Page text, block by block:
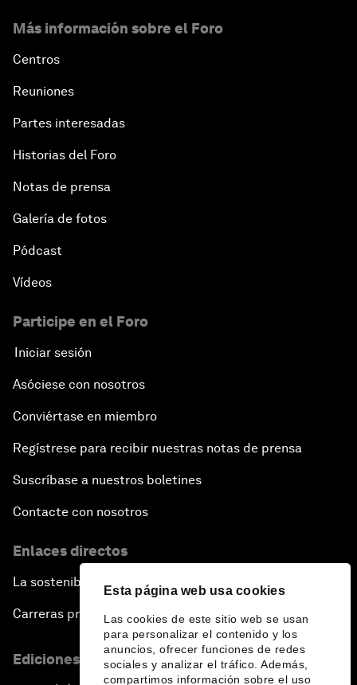
Esta página web usa cookies
Las cookies de este sitio web se usan
para personalizar el contenido y los
anuncios, ofrecer funciones de redes
sociales y analizar el tráfico. Además,
compartimos información sobre el uso
Más información sobre el Foro
Centros
Reuniones
Partes interesadas
Historias del Foro
Notas de prensa
Galería de fotos
Pódcast
Vídeos
Participe en el Foro
Iniciar sesión
Asóciese con nosotros
Conviértase en miembro
Regístrese para recibir nuestras notas de prensa
Suscríbase a nuestros boletines
Contacte con nosotros
Enlaces directos
La sostenibilidad en el Foro
Carreras profesionales
Ediciones en otros idiomas